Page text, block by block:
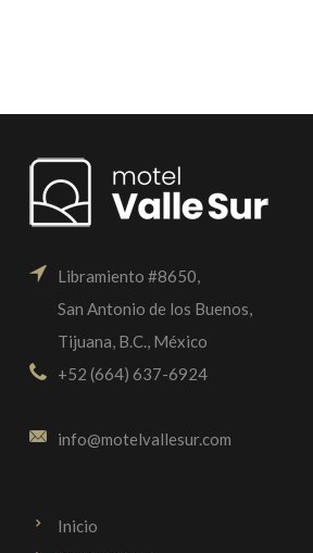
Libramiento #8650,
San Antonio de los Buenos,
Tijuana, B.C., México
+52 (664) 637-6924
info@motelvallesur.com
Inicio